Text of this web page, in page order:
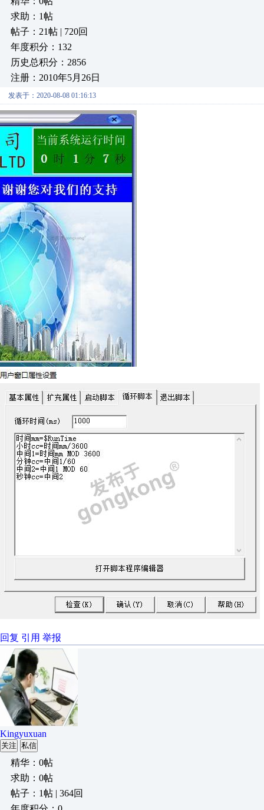
求助：1帖
帖子：21帖 | 720回
年度积分：132
历史总积分：2856
注册：2010年5月26日
发表于：2020-08-08 01:16:13
回复 引用 举报
Kingyuxuan
关注 私信
精华：0帖
求助：0帖
帖子：1帖 | 364回